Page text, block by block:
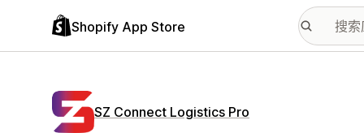
Shopify App Store
SZ Connect Logistics Pro